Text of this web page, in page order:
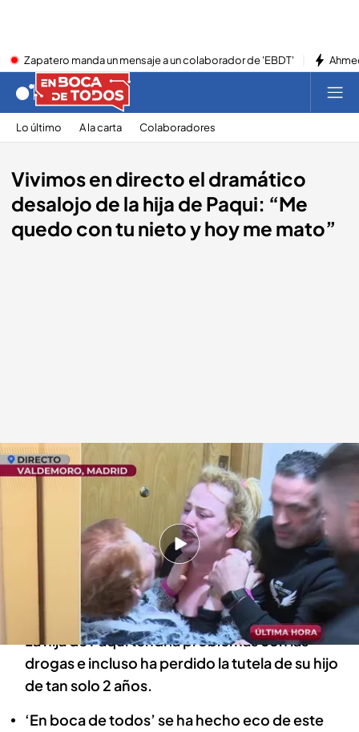
Zapatero manda un mensaje a un colaborador de 'EBDT'
Lo último A la carta Colaboradores
Vivimos en directo el dramático
desalojo de la hija de Paqui: “Me
quedo con tu nieto y hoy me mato”
Paqui, propietaria del piso okupado por su hija
15 ENE 2024 - 13:15h.
Paqui no puede más aguantar con los insultos y
las amenazas de su hija y ha contratado una
empresa de desokupación para echar a su hija
La hija de Paqui tendría problemas con las
drogas e incluso ha perdido la tutela de su hijo
de tan solo 2 años.
‘En boca de todos’ se ha hecho eco de este